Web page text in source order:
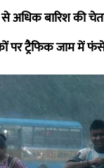
अधिक बारिश की
पर ट्रैफिक जाम में